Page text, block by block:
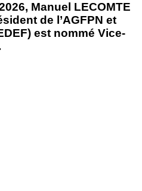
Manuel LECOMTE
de l’AGFPN et
est nommé Vice-